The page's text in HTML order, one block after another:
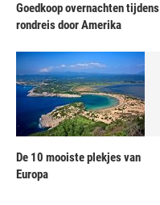
Goedkoop overnachten tijdens
rondreis door Amerika
De 10 mooiste plekjes van
Europa